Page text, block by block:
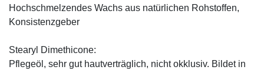
Hochschmelzendes Wachs aus natürlichen Rohstoffen,
Konsistenzgeber
Stearyl Dimethicone:
Pflegeöl, sehr gut hautverträglich, nicht okklusiv. Bildet in